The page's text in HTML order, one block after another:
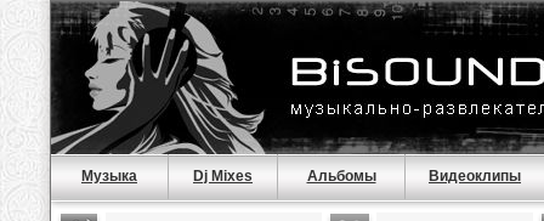
Музыка Dj Mixes Альбомы Видеоклипы